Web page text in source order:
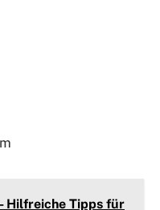
Hilfreiche Tipps für